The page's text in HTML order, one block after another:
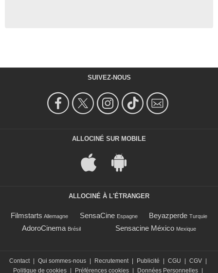
SUIVEZ-NOUS
ALLOCINÉ SUR MOBILE
ALLOCINÉ À L'ÉTRANGER
Filmstarts Allemagne SensaCine Espagne Beyazperde Turquie
AdoroCinema Brésil Sensacine México Mexique
Contact | Qui sommes-nous | Recrutement | Publicité | CGU | CGV |
Politique de cookies | Préférences cookies | Données Personnelles |